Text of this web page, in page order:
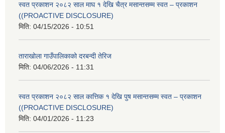
स्वत प्रकाशन २०८२ साल माघ १ देखि चैत्र मसान्तसम्म स्वत – प्रकाशन
((PROACTIVE DISCLOSURE)
मिति: 04/15/2026 - 10:51
ताराखोला गाउँपालिकाको दरबन्दी तेरिज
मिति: 04/06/2026 - 11:31
स्वत प्रकाशन २०८२ साल कात्तिक १ देखि पुष मसान्तसम्म स्वत – प्रकाशन
((PROACTIVE DISCLOSURE)
मिति: 04/01/2026 - 11:23